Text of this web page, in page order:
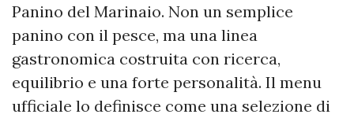
Panino del Marinaio. Non un semplice
panino con il pesce, ma una linea
gastronomica costruita con ricerca,
equilibrio e una forte personalità. Il menu
ufficiale lo definisce come una selezione di